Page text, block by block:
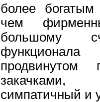
более
чем
большому
продвинутом
закачками,
симпатичный и